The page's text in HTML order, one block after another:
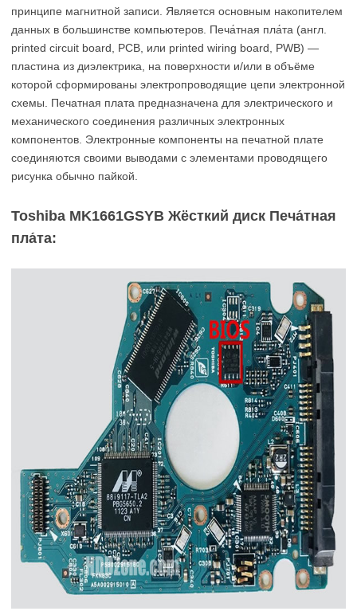
принципе магнитной записи. Является основным накопителем
данных в большинстве компьютеров. Печа́тная пла́та (англ.
printed circuit board, PCB, или printed wiring board, PWB) —
пластина из диэлектрика, на поверхности и/или в объёме
которой сформированы электропроводящие цепи электронной
схемы. Печатная плата предназначена для электрического и
механического соединения различных электронных
компонентов. Электронные компоненты на печатной плате
соединяются своими выводами с элементами проводящего
рисунка обычно пайкой.
Toshiba MK1661GSYB Жёсткий диск Печа́тная
пла́та: